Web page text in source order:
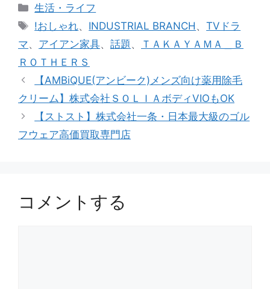
カ
テ
ゴ
リ
ー
生活・ライフ
タ
グ
!おしゃれ、 INDUSTRIAL BRANCH 、TVドラ
マ、 アイアン家具、 話題 、
ＴＡＫＡＹＡＭＡ＿Ｂ
ＲＯＴＨＥＲＳ
【AMBiQUE(アンビーク)メンズ向け薬用除毛
クリーム】株式会社ＳＯＬＩＡボディVIOもOK
【ストスト】株式会社一条・日本最大級のゴル
フウェア高価買取専門店
コメントする